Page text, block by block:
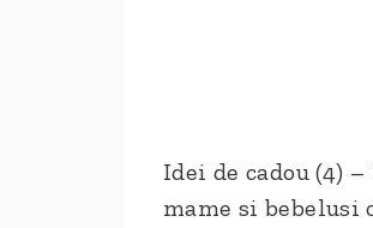
Idei de cadou (4)
mame si bebelusi